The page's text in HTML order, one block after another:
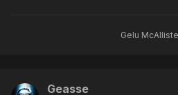
Gelu
Geasse